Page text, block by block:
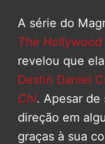
A série do
The
revelou que
Destin Daniel
Chi. Apesar de
direção em
graças à sua